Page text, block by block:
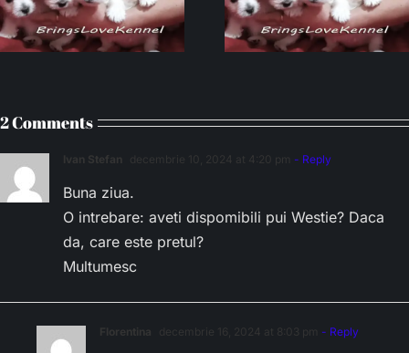
campioni cuib cu litera B
parinti campioni Nix si
2 Comments
Ivan Stefan decembrie 10, 2024 at 4:20 pm - Reply
Buna ziua.
O intrebare: aveti dispomibili pui Westie? Daca
da, care este pretul?
Multumesc
Florentina decembrie 16, 2024 at 8:03 pm - Reply